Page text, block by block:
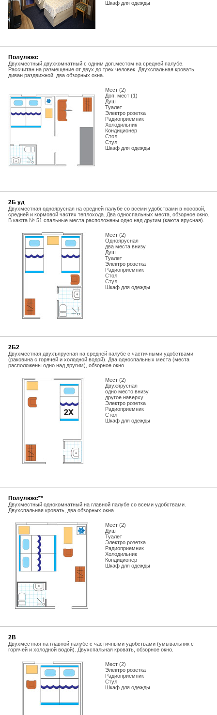
Шкаф для одежды
Полулюкс
Двухместный двухкомнатный с одним доп.местом на средней палубе.
Рассчитан на размещение от двух до трех человек. Двухспальная кровать,
диван раздвижной, два обзорных окна.
Мест (2)
Доп. мест (1)
Душ
Туалет
Электро розетка
Радиоприемник
Холодильник
Кондиционер
Стол
Стул
Шкаф для одежды
2Б уд
Двухместная одноярусная на средней палубе со всеми удобствами в носовой,
средней и кормовой частях теплохода. Два односпальных места, обзорное окно.
В каюта № 51 спальные места расположены одно над другим (каюта ярусная).
Мест (2)
Одноярусная
два места внизу
Душ
Туалет
Электро розетка
Радиоприемник
Стол
Стул
Шкаф для одежды
2Б2
Двухместная двухъярусная на средней палубе с частичными удобствами
(раковина с горячей и холодной водой). Два односпальных места (места
расположены одно над другим), обзорное окно.
Мест (2)
Двухярусная
одно место внизу
другое наверху
Электро розетка
Радиоприемник
Стол
Шкаф для одежды
Полулюкс**
Двухместный однокомнатный на главной палубе со всеми удобствами.
Двухспальная кровать, два обзорных окна.
Мест (2)
Душ
Туалет
Электро розетка
Радиоприемник
Холодильник
Кондиционер
Шкаф для одежды
2В
Двухместная на главной палубе с частичными удобствами (умывальник с
горячей и холодной водой). Двухспальная кровать, обзорное окно.
Мест (2)
Электро розетка
Радиоприемник
Стул
Шкаф для одежды